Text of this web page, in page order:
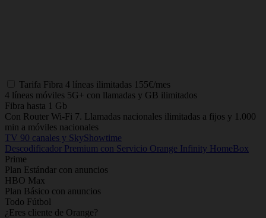
Tarifa Fibra 4 líneas ilimitadas 155€/mes
4 líneas móviles 5G+ con llamadas y GB ilimitados
Fibra hasta 1 Gb
Con Router Wi-Fi 7. Llamadas nacionales ilimitadas a fijos y 1.000
min a móviles nacionales
TV 90 canales y SkyShowtime
Descodificador Premium con Servicio Orange Infinity HomeBox
Prime
Plan Estándar con anuncios
HBO Max
Plan Básico con anuncios
Todo Fútbol
¿Eres cliente de Orange?